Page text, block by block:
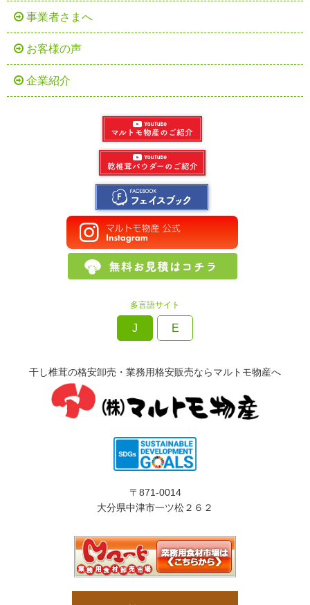
事業者さまへ
お客様の声
企業紹介
多言語サイト
J E
干し椎茸の格安卸売・業務用格安販売ならマルトモ物産へ
〒871-0014
大分県中津市一ツ松２６２